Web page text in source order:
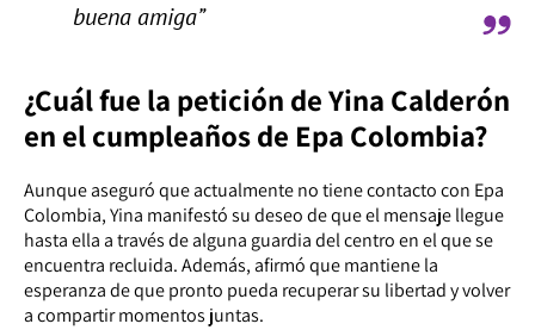
buena amiga”
¿Cuál fue la petición de Yina Calderón
en el cumpleaños de Epa Colombia?
Aunque aseguró que actualmente no tiene contacto con Epa
Colombia, Yina manifestó su deseo de que el mensaje llegue
hasta ella a través de alguna guardia del centro en el que se
encuentra recluida. Además, afirmó que mantiene la
esperanza de que pronto pueda recuperar su libertad y volver
a compartir momentos juntas.